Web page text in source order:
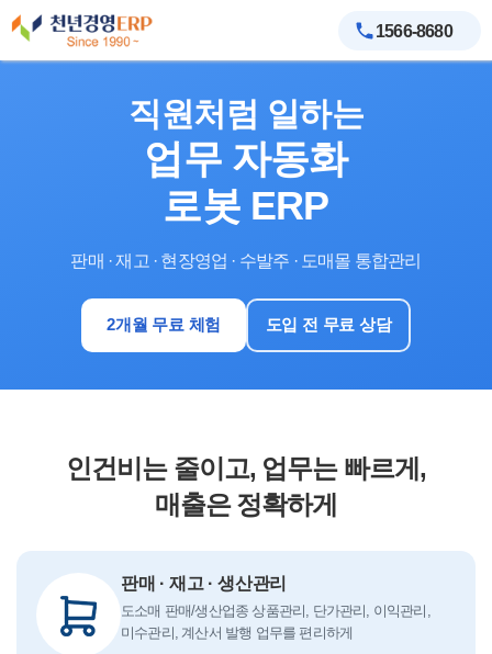
1566-8680
직원처럼 일하는
업무 자동화
로봇 ERP
판매 · 재고 · 현장영업 · 수발주 · 도매몰 통합관리
2개월 무료 체험 도입 전 무료 상담
인건비는 줄이고, 업무는 빠르게,
매출은 정확하게
판매 · 재고 · 생산관리
도소매 판매/생산업종 상품관리, 단가관리, 이익관리,
미수관리, 계산서 발행 업무를 편리하게